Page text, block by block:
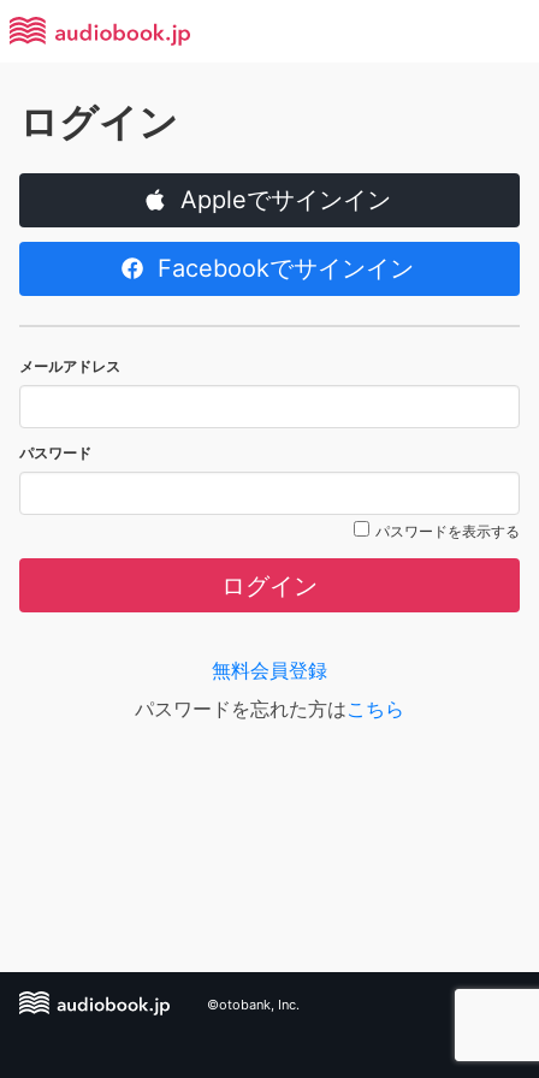
ログイン
Appleでサインイン
Facebookでサインイン
メールアドレス
パスワード
パスワードを表示する
ログイン
無料会員登録
パスワードを忘れた方はこちら
©otobank, Inc.